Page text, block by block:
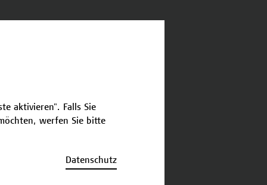
aktivieren". Falls Sie
werfen Sie bitte
Datenschutz